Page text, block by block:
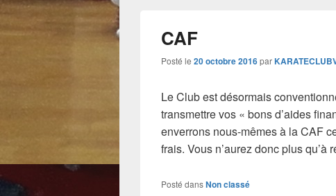
CAF
Posté le 20 octobre 2016par
Le Club est désormais
transmettre vos « bons d’aides
enverrons nous-mêmes à la CAF
frais. Vous n’aurez donc plus qu’à
Posté dansNon classé